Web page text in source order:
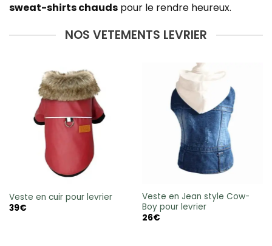
sweat-shirts chauds pour le rendre heureux.
NOS VETEMENTS LEVRIER
Veste en cuir pour levrier
39€
Veste en Jean style Cow-
Boy pour levrier
26€